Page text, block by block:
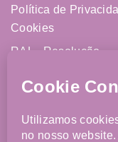
Política de
Cookies
RAL - Resolução
Livro de